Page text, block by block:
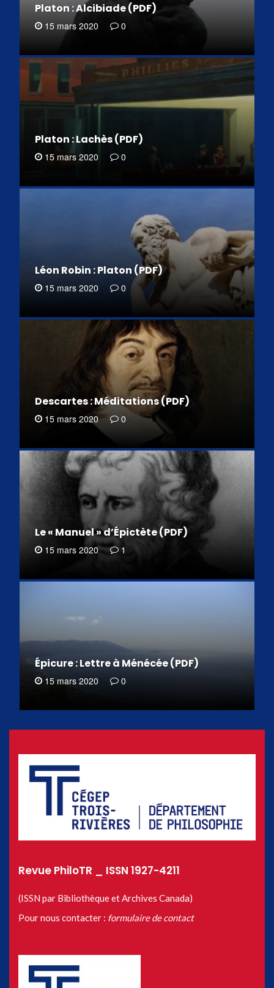
Platon : Alcibiade (PDF)
15 mars 2020 0
Platon : Lachès (PDF)
15 mars 2020 0
Léon Robin : Platon (PDF)
15 mars 2020 0
Descartes : Méditations (PDF)
15 mars 2020 0
Le « Manuel » d’Épictète (PDF)
15 mars 2020 1
Épicure : Lettre à Ménécée (PDF)
15 mars 2020 0
Revue PhiloTR _ ISSN 1927-4211
(ISSN par Bibliothèque et Archives Canada)
Pour nous contacter : formulaire de contact